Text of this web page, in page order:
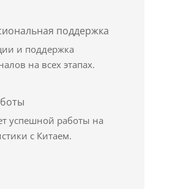
поддержка
и поддержка
на всех этапах.
успешной работы на
с Китаем.